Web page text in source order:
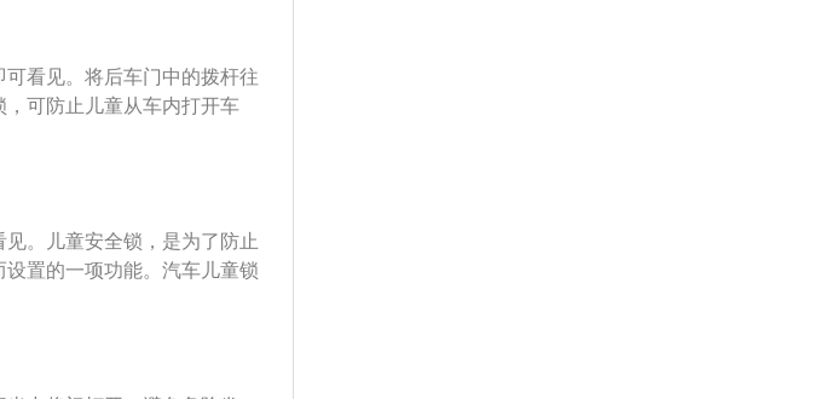
只能等停车后由大人在车外
旋钮式，各自的上锁方式也
室门控，只要按下即可上
，分别通过拨动拨杆和旋转
看见。将后车门中的拨杆往
可防止儿童从车内打开车
处于锁止位置。如果是，用
锁位置）。若要取消此功
或需要帮助人员单独留在车
这些人员可能无法自行撤离
寒的侵袭。随季节变化，闭
伤和患病，甚至死亡，尤其
。儿童安全锁，是为了防止
置的一项功能。汽车儿童锁
在门锁的下方有一个小拔杆
就算打开电控中控门锁，它
锁开启的状态下，用车门外